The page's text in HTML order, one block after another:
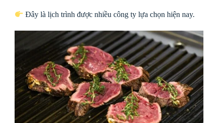
Đây là lịch trình được nhiều công ty lựa chọn hiện nay.